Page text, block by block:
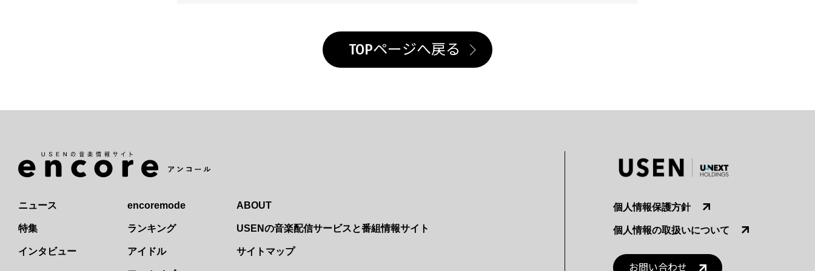
TOPページへ戻る
ニュース
特集
インタビュー
encoremode
ランキング
アイドル
ABOUT
USENの音楽配信サービスと番組情報サイト
サイトマップ
個人情報保護方針
個人情報の取扱いについて
お問い合わせ